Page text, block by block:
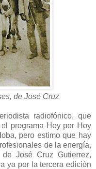
de José Cruz
radiofónico, que
programa Hoy por Hoy
pero estimo que hay
de la energía,
de José Cruz Gutierrez,
ya por la tercera edición